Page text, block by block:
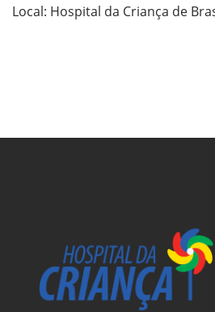
Local: Hospital da Criança de